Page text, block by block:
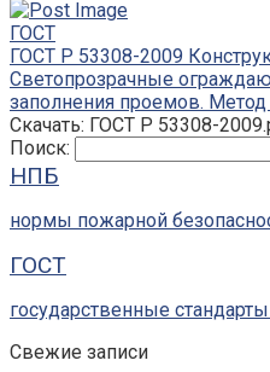
ГОСТ
ГОСТ Р 53308-2009
Светопрозрачные
заполнения проемов. Метод
Скачать: ГОСТ Р 53308-
Поиск:
НПБ
нормы пожарной
ГОСТ
государственные
Свежие записи